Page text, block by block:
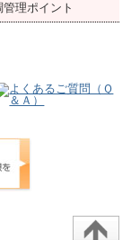
理ポイント